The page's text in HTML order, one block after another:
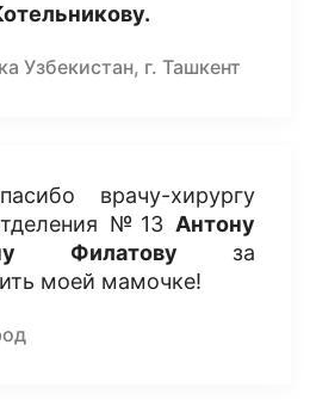
Узбекистан, г. Ташкент
врачу-хирургу
№13 Антону
Филатову за
моей мамочке!